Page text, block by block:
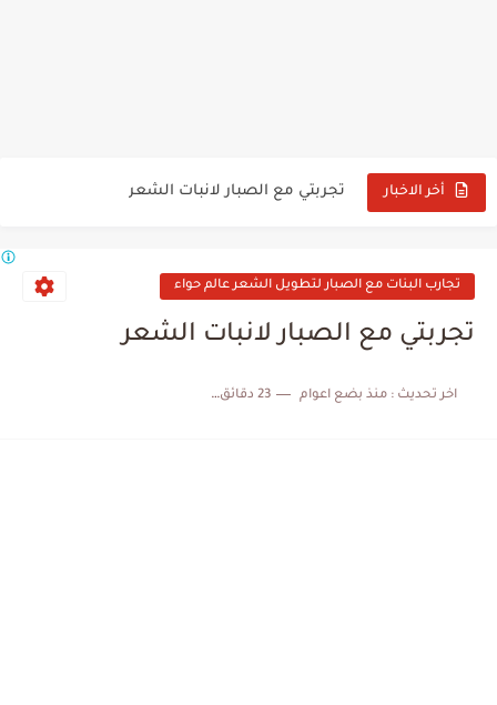
أخر الاخبار تجربتي مع بخاخ القرنفل وحبة البركة للشعر
تجارب البنات مع الصبار لتطويل الشعر عالم حواء
تجربتي مع الصبار لانبات الشعر
اخر تحديث :منذ بضع اعوام 23 دقائق للقراءة